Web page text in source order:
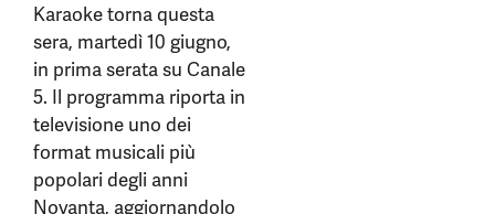
Karaoke torna questa
sera, martedì 10 giugno,
in prima serata su Canale
5. Il programma riporta in
televisione uno dei
format musicali più
popolari degli anni
Novanta, aggiornandolo